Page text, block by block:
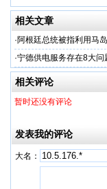
相关文章
·阿根廷总统被指利用马
·宁德供电服务存在8大
相关评论
暂时还没有评论
发表我的评论
大名：